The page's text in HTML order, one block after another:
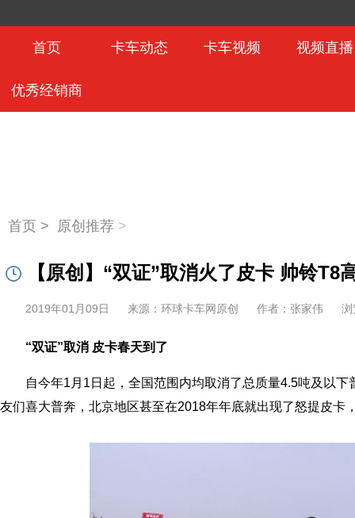
首页 卡车动态 卡车视频 视频直播
优秀经销商
首页 > 原创推荐 >
【原创】“双证”取消火了皮卡 帅铃T8
2019年01月09日 来源：环球卡车网原创 作者：张家伟 浏
“双证”取消 皮卡春天到了
自今年1月1日起，全国范围内均取消了总质量4.5吨及以
友们喜大普奔，北京地区甚至在2018年年底就出现了怒提皮卡